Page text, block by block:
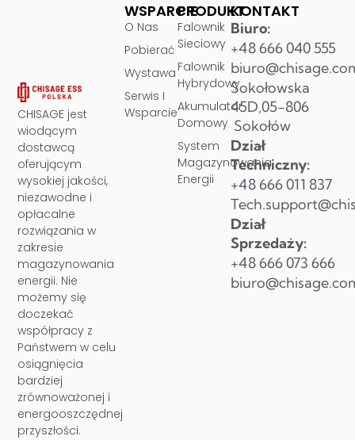
CHISAGE jest
wiodącym
dostawcą
oferującym
wysokiej jakości,
niezawodne i
opłacalne
rozwiązania w
zakresie
magazynowania
energii. Nie
możemy się
doczekać
współpracy z
Państwem w celu
osiągnięcia
bardziej
zrównoważonej i
energooszczędnej
przyszłości.
PRODUKT
Falownik
Sieciowy
Falownik
Hybrydowy
Akumulator
Domowy
System
Magazynowania
Energii
WSPARCIE
O Nas
Pobierać
Wystawa
Serwis I
Wsparcie
KONTAKT
Biuro:
+48 666 040 555
Sokołowska
45D,05-806
Sokołów
Dział
Techniczny:
+48 666 011 837
Dział
Sprzedaży:
+48 666 073 666